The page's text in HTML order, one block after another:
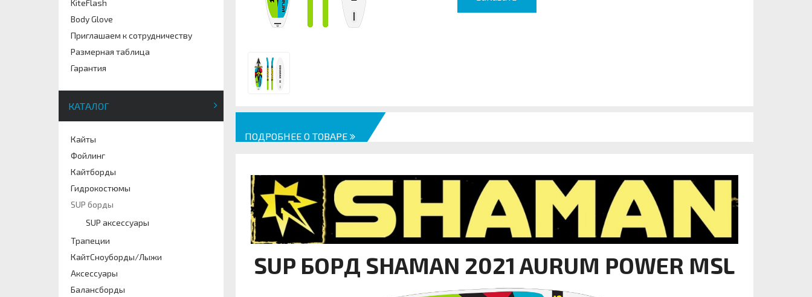
KiteFlash
Body Glove
Приглашаем к сотрудничеству
Размерная таблица
Гарантия
КАТАЛОГ
Кайты
Фойлинг
Кайтборды
Гидрокостюмы
SUP борды
SUP аксессуары
Трапеции
КайтСноуборды/Лыжи
Аксессуары
Балансборды
ПОДРОБНЕЕ О ТОВАРЕ
SUP БОРД SHAMAN 2021 AURUM POWER MSL